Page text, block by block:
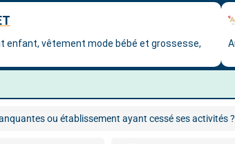
ou établissement ayant cessé ses activités ?